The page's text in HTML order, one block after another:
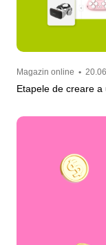
Magazin online •
Etapele de creare